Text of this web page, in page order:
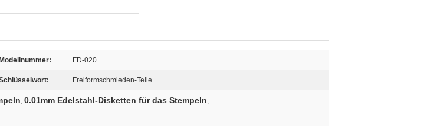
Modellnummer: FD-020
Freiformschmieden-Teile
, 0.01mm Edelstahl-Disketten für das Stempeln,